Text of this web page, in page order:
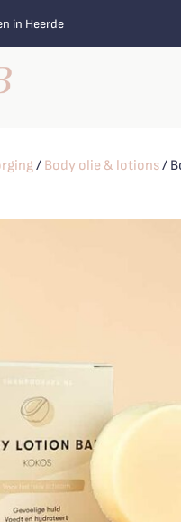
in Heerde
/ Body olie & lotions/